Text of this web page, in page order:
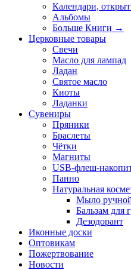
Календари,
Альбомы
Больше Книги →
Церковные товары
Свечи
Масло для лампад
Ладан
Святое масло
Киоты
Ладанки
Сувениры
Пряники
Браслеты
Чётки
Магниты
USB-флеш-
Панно
Натуральная
Мыло
Бальзам для
Дезодорант
Иконные доски
Оптовикам
Пожертвование
Новости